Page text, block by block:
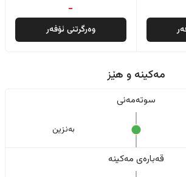
-
وەرگرتنی ئۆفەر
مەکینە و هێز
سوتەمەنی
بەنزین
قەبارەی مەکینە